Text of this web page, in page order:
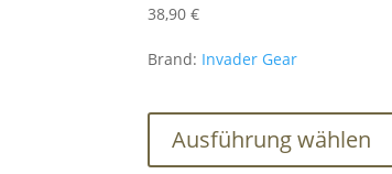
38,90€
Brand: Invader Gear
Ausführung wählen